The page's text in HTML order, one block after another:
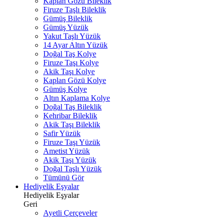
Firuze Taşlı Bileklik
Gümüş Bileklik
Gümüş Yüzük
Yakut Taşlı Yüzük
14 Ayar Altın Yüzük
Doğal Taş Kolye
Firuze Taşı Kolye
Akik Taşı Kolye
Kaplan Gözü Kolye
Gümüş Kolye
Altın Kaplama Kolye
Doğal Taş Bileklik
Kehribar Bileklik
Akik Taşı Bileklik
Safir Yüzük
Firuze Taşı Yüzük
Ametist Yüzük
Akik Taşı Yüzük
Doğal Taşlı Yüzük
Tümünü Gör
Hediyelik Eşyalar
Hediyelik Eşyalar
Geri
Ayetli Çerçeveler